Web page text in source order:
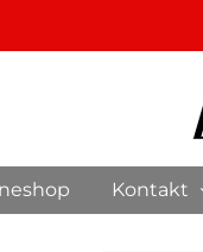
Kontakt